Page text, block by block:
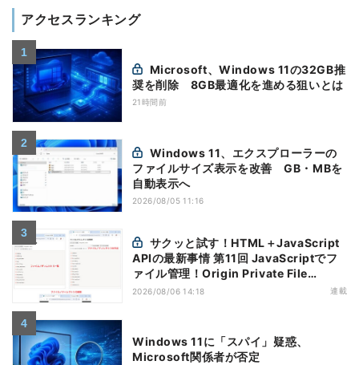
アクセスランキング
奨を削除 8GB最適化を進める狙いとは
21時間前
ファイルサイズ表示を改善 GB・MBを
自動表示へ
2026/08/05 11:16
APIの最新事情 第11回 JavaScriptでフ
ァイル管理！Origin Private File
Systemを活用する
2026/08/06 14:18 連載
Windows 11に「スパイ」疑惑、
Microsoft関係者が否定